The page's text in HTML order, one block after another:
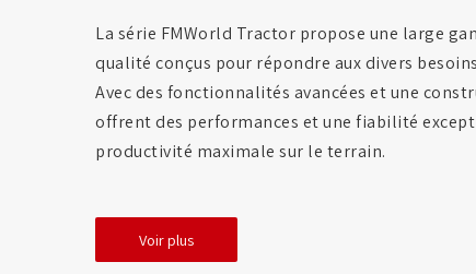
La série FMWorld Tractor propose une large
qualité conçus pour répondre aux divers
Avec des fonctionnalités avancées et une
offrent des performances et une fiabilité
productivité maximale sur le terrain.
Voir plus